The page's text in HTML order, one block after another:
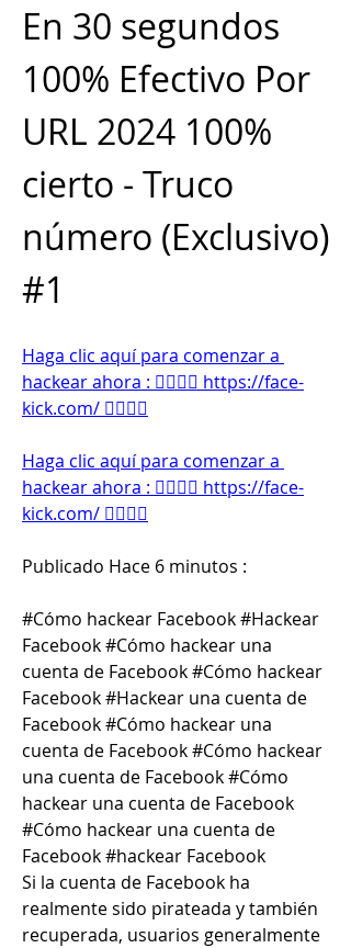
En 30 segundos
100% Efectivo Por
URL 2024 100%
cierto - Truco
número (Exclusivo)
#1
Haga clic aquí para comenzar a
hackear ahora : 👉🏻👉🏻 https://face-
kick.com/ 👈🏻👈🏻
Haga clic aquí para comenzar a
hackear ahora : 👉🏻👉🏻 https://face-
kick.com/ 👈🏻👈🏻
Publicado Hace 6 minutos :
#Cómo hackear Facebook #Hackear
Facebook #Cómo hackear una
cuenta de Facebook #Cómo hackear
Facebook #Hackear una cuenta de
Facebook #Cómo hackear una
cuenta de Facebook #Cómo hackear
una cuenta de Facebook #Cómo
hackear una cuenta de Facebook
#Cómo hackear una cuenta de
Facebook #hackear Facebook
Si la cuenta de Facebook ha
realmente sido pirateada y también
recuperada, usuarios generalmente